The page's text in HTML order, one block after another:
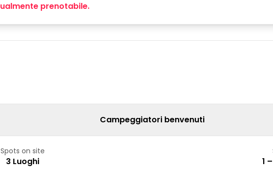
prenotabile.
Campeggiatori benvenuti
Spots on site
3 Luoghi 1